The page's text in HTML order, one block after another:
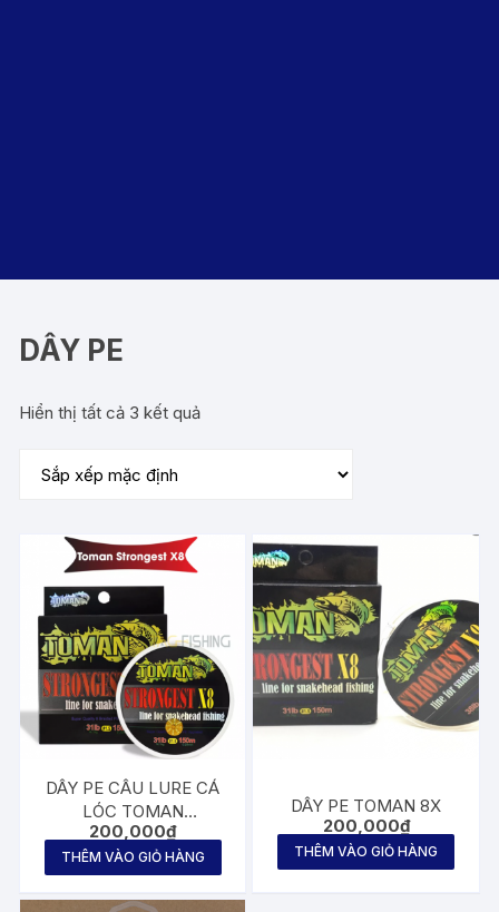
DÂY PE
Hiển thị tất cả 3 kết quả
DÂY PE CÂU LURE CÁ
LÓC TOMAN
STRONGEST X8
200,000₫
THÊM VÀO GIỎ HÀNG
DÂY PE TOMAN 8X
200,000₫
THÊM VÀO GIỎ HÀNG